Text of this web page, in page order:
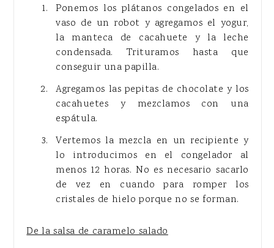
Ponemos los plátanos congelados en el
vaso de un robot y agregamos el yogur,
la manteca de cacahuete y la leche
condensada. Trituramos hasta que
conseguir una papilla.
Agregamos las pepitas de chocolate y los
cacahuetes y mezclamos con una
espátula.
Vertemos la mezcla en un recipiente y
lo introducimos en el congelador al
menos 12 horas. No es necesario sacarlo
de vez en cuando para romper los
cristales de hielo porque no se forman.
De la salsa de caramelo salado